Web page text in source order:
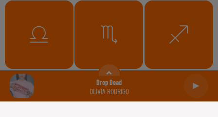
Drop Dead
OLIVIA RODRIGO
Balance Scorpion